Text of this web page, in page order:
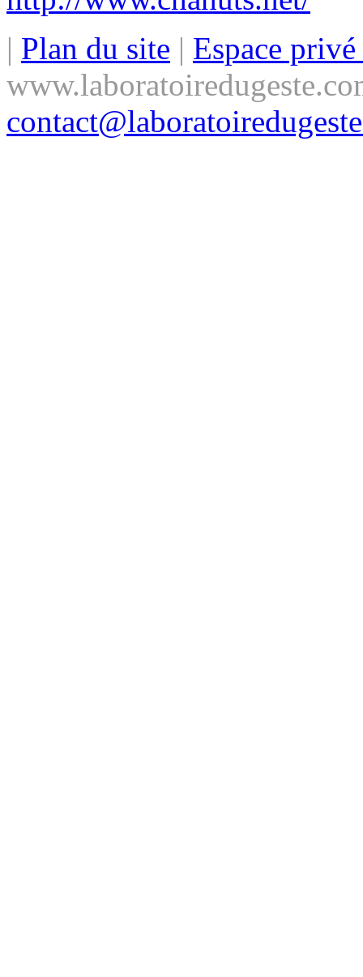
| Plan du site | Espace privé